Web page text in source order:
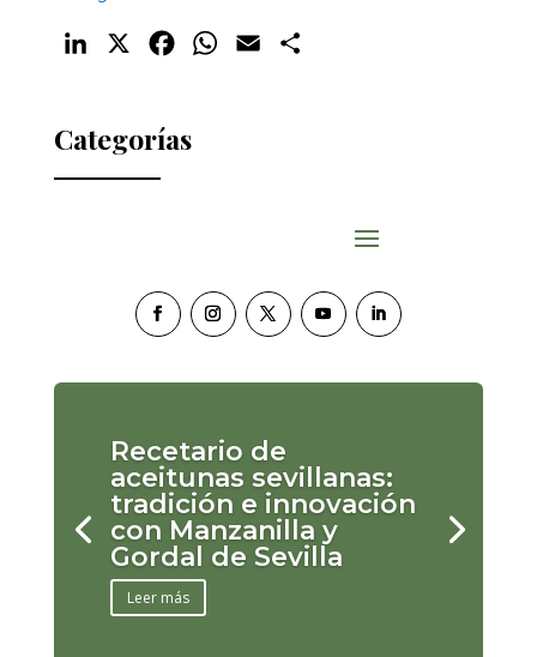
LinkedIn FacebookWhatsApp
Email
Categorías
Recetario de
aceitunas sevillanas:
tradición e innovación
con Manzanilla y
Gordal de Sevilla
Leer más